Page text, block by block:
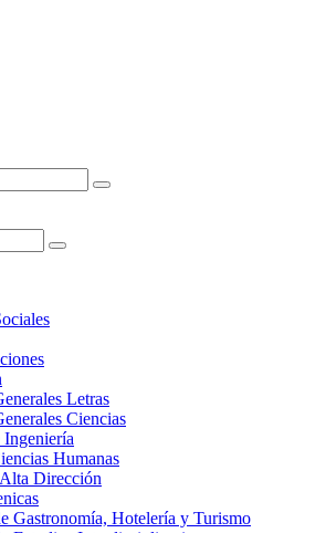
Letras
Ciencias
Ingeniería
Humanas
Dirección
Gastronomía, Hotelería y Turismo